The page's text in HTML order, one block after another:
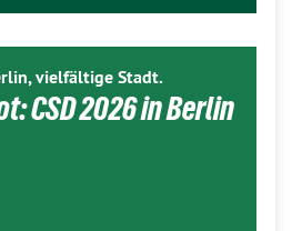
vielfältige Stadt.
CSD 2026 in Berlin